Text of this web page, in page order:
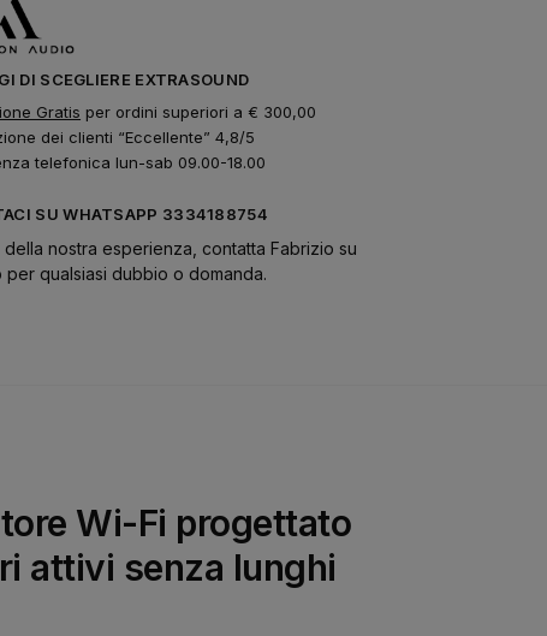
DI SCEGLIERE EXTRASOUND
Gratis per ordini superiori a € 300,00
dei clienti “Eccellente” 4,8/5
telefonica lun-sab 09.00-18.00
SU WHATSAPP 3334188754
nostra esperienza, contatta Fabrizio su
per qualsiasi dubbio o domanda.
Wi-Fi progettato
attivi senza lunghi